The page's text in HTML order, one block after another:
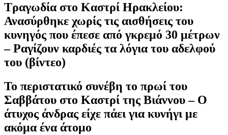
Τραγωδία στο Καστρί Ηρακλείου:
Ανασύρθηκε χωρίς τις αισθήσεις του
κυνηγός που έπεσε από γκρεμό 30 μέτρων
– Ραγίζουν καρδιές τα λόγια του αδελφού
του (βίντεο)
Το περιστατικό συνέβη το πρωί του
Σαββάτου στο Καστρί της Βιάννου – Ο
άτυχος άνδρας είχε πάει για κυνήγι με
ακόμα ένα άτομο